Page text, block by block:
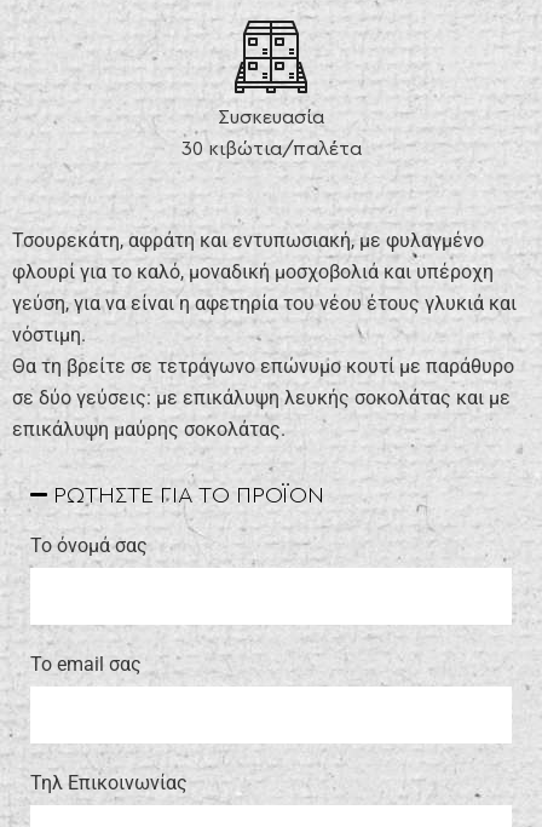
Συσκευασία
30 κιβώτια/παλέτα
Τσουρεκάτη, αφράτη και εντυπωσιακή, με φυλαγμένο
φλουρί για το καλό, μοναδική μοσχοβολιά και υπέροχη
γεύση, για να είναι η αφετηρία του νέου έτους γλυκιά και
νόστιμη.
Θα τη βρείτε σε τετράγωνο επώνυμο κουτί με παράθυρο
σε δύο γεύσεις: με επικάλυψη λευκής σοκολάτας και με
επικάλυψη μαύρης σοκολάτας.
ΡΩΤΗΣΤΕ ΓΙΑ ΤΟ ΠΡΟΪΟΝ
Το όνομά σας
Το email σας
Τηλ Επικοινωνίας